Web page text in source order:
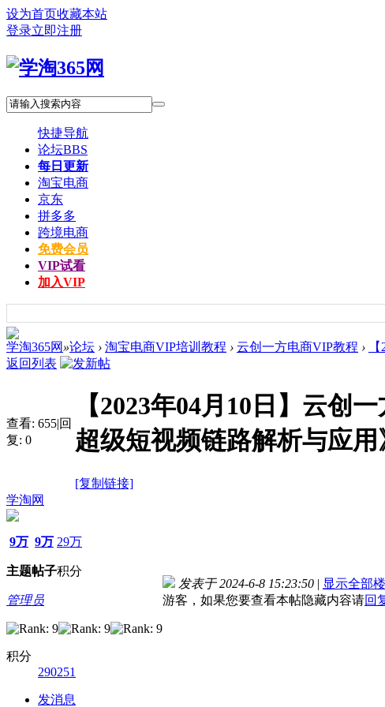
设为首页收藏本站
登录立即注册
快捷导航
论坛BBS
每日更新
淘宝电商
京东
拼多多
跨境电商
免费会员
VIP试看
加入VIP
学淘365网 »论坛 › 淘宝电商VIP培训教程 › 云创一方电商VIP教程 ›
返回列表
查看: 655|回
复: 0
【2023年04月10日】云创
超级短视频链路解析与应用
[复制链接]
学淘网
9万
主题
9万
帖子
29万
积分
管理员
积分
290251
发消息
发表于 2024-6-8 15:23:50 | 显示全部
游客，如果您要查看本帖隐藏内容请回